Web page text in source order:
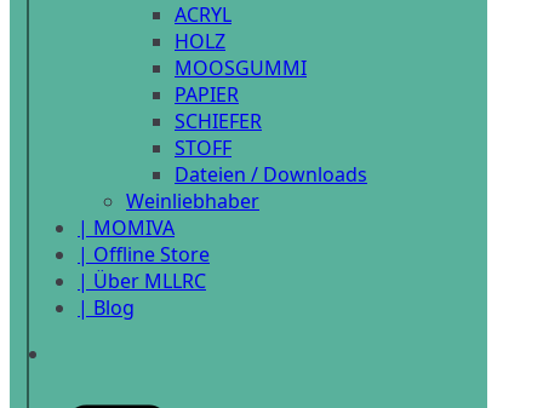
ACRYL
HOLZ
MOOSGUMMI
PAPIER
SCHIEFER
STOFF
Dateien / Downloads
Weinliebhaber
| MOMIVA
| Offline Store
| Über MLLRC
| Blog